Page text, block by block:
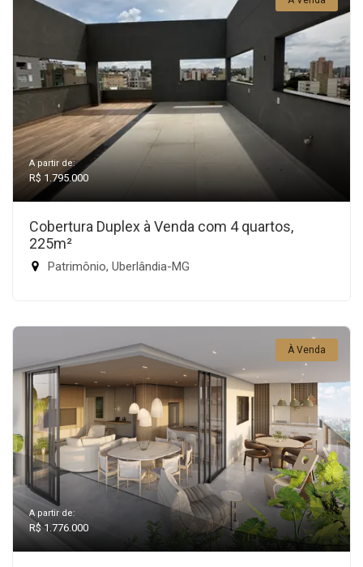
A partir de:
R$ 1.795.000
Cobertura Duplex à Venda com 4 quartos,
225m²
Patrimônio, Uberlândia-MG
À Venda
A partir de:
R$ 1.776.000